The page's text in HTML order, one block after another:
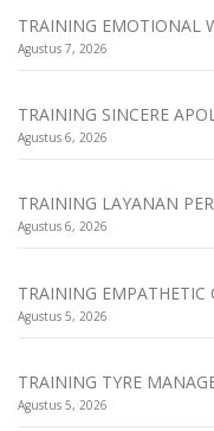
TRAINING EMOTIONAL
Agustus 7, 2026
TRAINING SINCERE
Agustus 6, 2026
TRAINING LAYANAN
Agustus 6, 2026
TRAINING EMPATHETIC
Agustus 5, 2026
TRAINING TYRE
Agustus 5, 2026